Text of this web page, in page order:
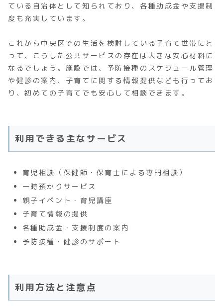
ている自治体として知られており、各種助成金や支援制
度も充実しています。
これから中央区での生活を検討している子育て世帯にと
って、こうした公共サービスの存在は大きな安心材料に
なるでしょう。施設では、予防接種のスケジュール管理
や健診の案内、子育てに関する情報提供なども行ってお
り、初めての子育てでも安心して相談できます。
利用できる主なサービス
育児相談（保健師・保育士による専門相談）
一時預かりサービス
親子イベント・育児講座
子育て情報の提供
各種助成金・支援制度の案内
予防接種・健診のサポート
利用方法と注意点